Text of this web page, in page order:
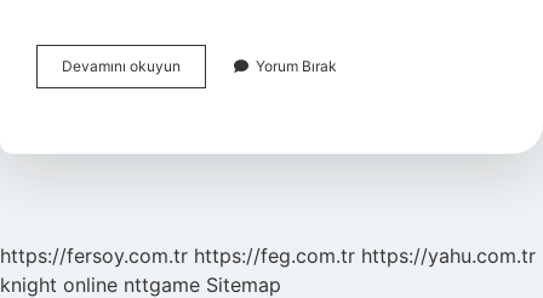
Devamını okuyun
Bıçak
Yorum Bırak
https://fersoy.com.tr https://feg.com.tr https://yahu.com.tr
knight online nttgame Sitemap